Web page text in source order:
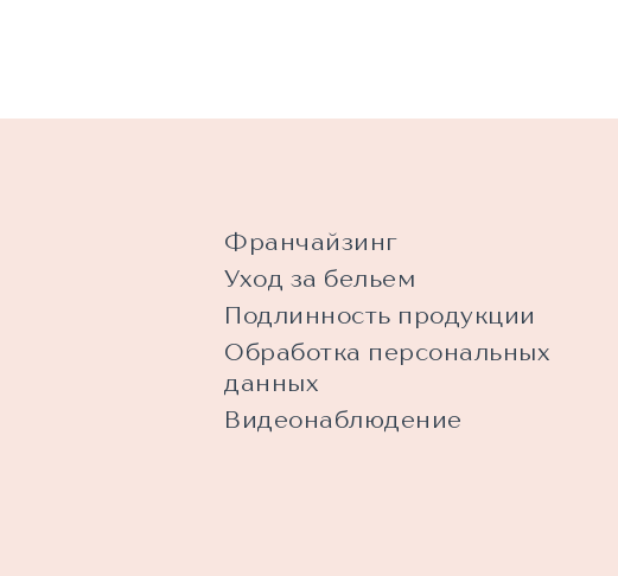
Франчайзинг
Уход за бельем
Подлинность продукции
Обработка персональных
данных
Видеонаблюдение